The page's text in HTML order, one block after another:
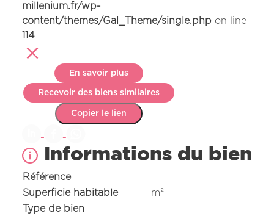
millenium.fr/wp-
content/themes/Gal_Theme/single.php on line
114
En savoir plus
Recevoir des biens similaires
Copier le lien
Informations du bien
Référence
Superficie habitable
m²
Type de bien